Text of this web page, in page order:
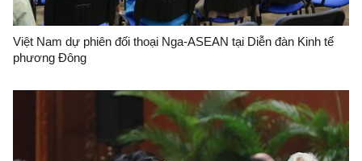
Việt Nam dự phiên đối thoại Nga-ASEAN tại Diễn đàn Kinh tế
phương Đông